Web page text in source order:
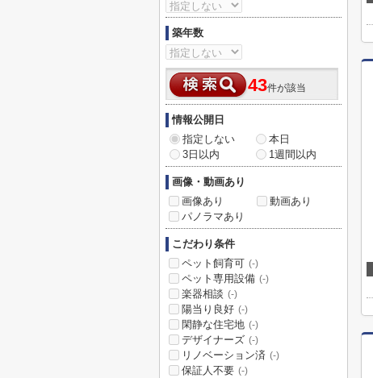
築年数
43件が該当
情報公開日
指定しない
本日
3日以内
1週間以内
画像・動画あり
画像あり
動画あり
パノラマあり
こだわり条件
ペット飼育可 (-)
ペット専用設備 (-)
楽器相談 (-)
陽当り良好 (-)
閑静な住宅地 (-)
デザイナーズ (-)
リノベーション済 (-)
保証人不要 (-)